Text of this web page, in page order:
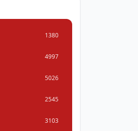
1380
4997
5026
2545
3103